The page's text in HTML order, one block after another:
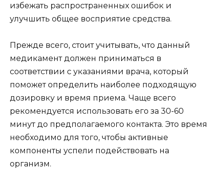
избежать распространенных ошибок и
улучшить общее восприятие средства.
Прежде всего, стоит учитывать, что данный
медикамент должен приниматься в
соответствии с указаниями врача, который
поможет определить наиболее подходящую
дозировку и время приема. Чаще всего
рекомендуется использовать его за 30-60
минут до предполагаемого контакта. Это время
необходимо для того, чтобы активные
компоненты успели подействовать на
организм.